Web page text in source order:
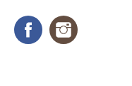
Facebook